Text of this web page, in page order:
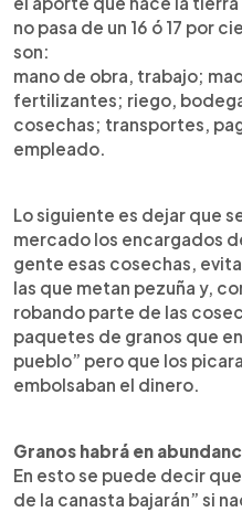
no pasa de un 16 ó 17 por
son:
mano de obra, trabajo;
fertilizantes; riego,
cosechas; transportes,
empleado.
Lo siguiente es dejar que
mercado los encargados
gente esas cosechas,
las que metan pezuña y,
robando parte de las
paquetes de granos que
pueblo” pero que los
embolsaban el dinero.
Granos habrá en
En esto se puede decir
de la canasta bajarán” si